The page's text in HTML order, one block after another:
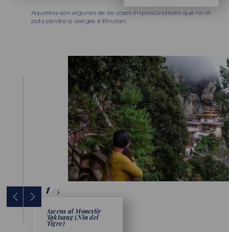
Aquestes són algunes de les coses imprescindibles que no et
pots perdre si viatges a Bhutan:
Ascens al Monestir
Taktsang (Niu del
Tigre)
1 /5